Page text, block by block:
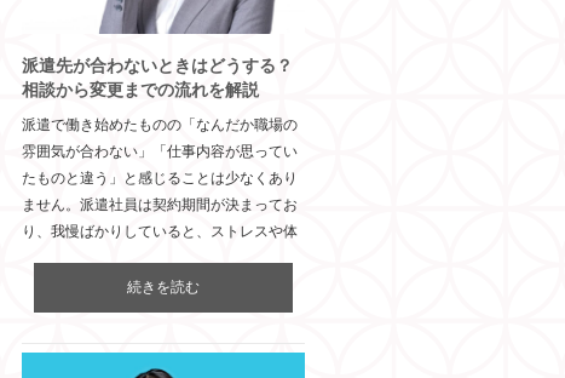
派遣先が合わないときはどうする？
相談から変更までの流れを解説
派遣で働き始めたものの「なんだか職場の
雰囲気が合わない」「仕事内容が思ってい
たものと違う」と感じることは少なくあり
ません。派遣社員は契約期間が決まってお
り、我慢ばかりしていると、ストレスや体
続きを読む